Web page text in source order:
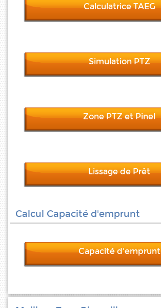
Calculatrice TAEG
Simulation PTZ
Zone PTZ et Pinel
Lissage de Prêt
Calcul Capacité d'emprunt
Capacité d'emprunt